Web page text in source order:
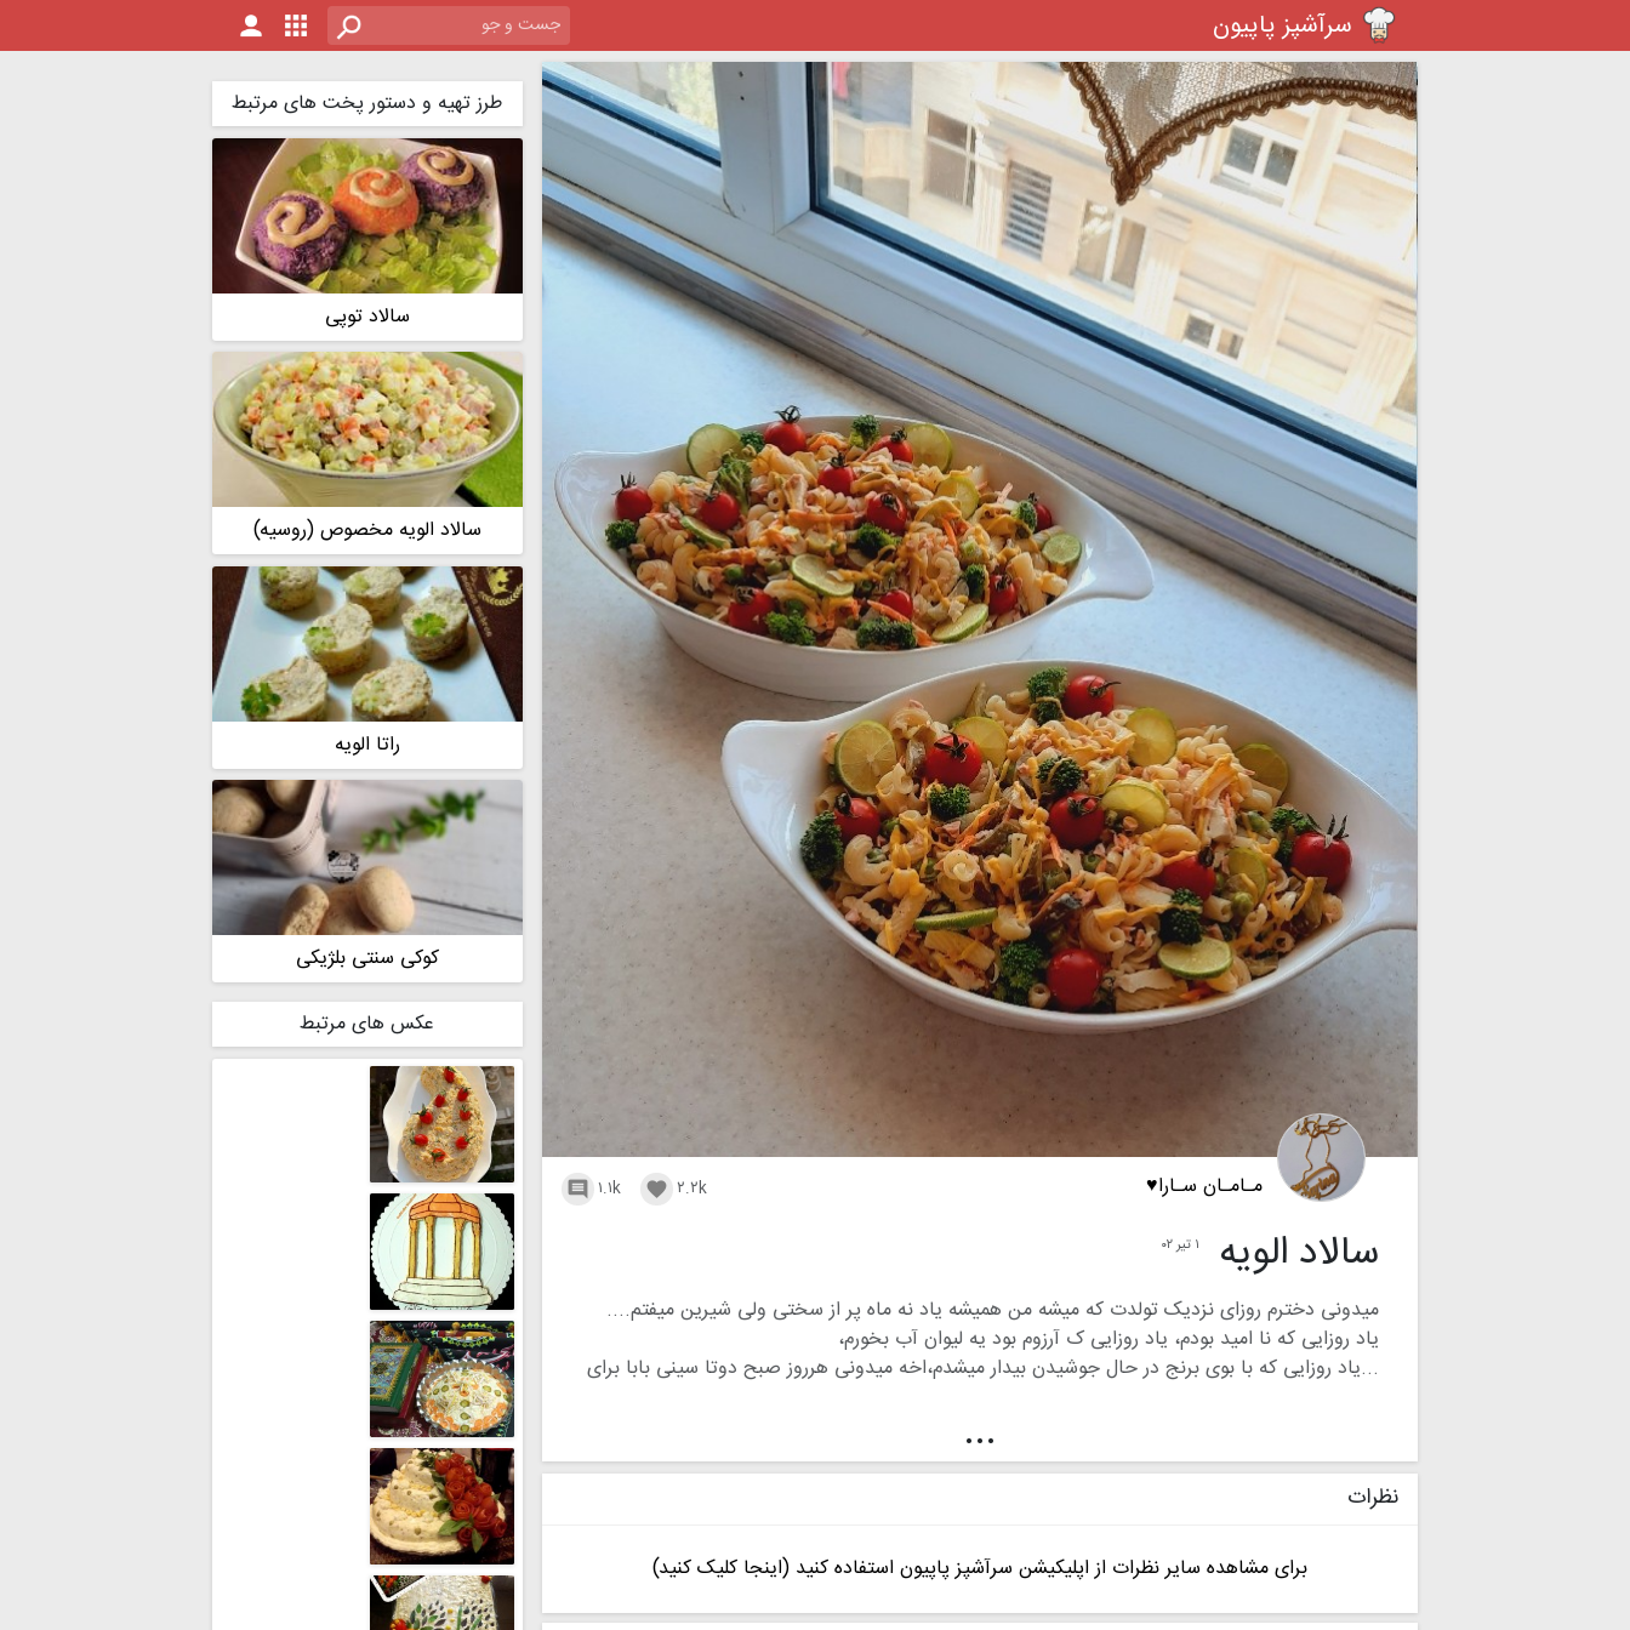
سرآشپز پاپیون
مـامـان سـارا♥ ۱.۱k  ۲.۲k 
سالاد الویه ۱ تیر ۰۲
میدونی دخترم روزای نزدیک تولدت که میشه من همیشه یاد نه ماه پر از سختی ولی شیرین میفتم....
یاد روزایی که نا امید بودم، یاد روزایی ک آرزوم بود یه لیوان آب بخورم،
...یاد روزایی که با بوی برنج در حال جوشیدن بیدار میشدم،اخه میدونی هرروز صبح دوتا سینی بابا برای
میپیچیدم.
میدونی دخترم اون روزا گذشت الان برام یه خاطره شیرینه
من با تو بزرگ و قوی شدم
...
نظرات
برای مشاهده سایر نظرات از اپلیکیشن سرآشپز پاپیون استفاده کنید (اینجا کلیک کنید)
طرز تهیه و دستور پخت های مرتبط
سالاد توپی
سالاد الویه مخصوص (روسیه)
راتا الویه
کوکی سنتی بلژیکی
عکس های مرتبط